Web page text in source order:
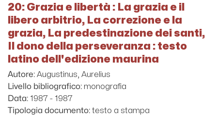
20: Grazia e libertà : La grazia e il
libero arbitrio, La correzione e la
grazia, La predestinazione dei santi,
Il dono della perseveranza : testo
latino dell'edizione maurina
Autore: Augustinus, Aurelius
Livello bibliografico: monografia
Data: 1987 - 1987
Tipologia documento: testo a stampa